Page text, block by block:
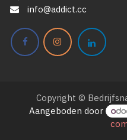
info@addict.cc
Copyright ©
Aangeboden door